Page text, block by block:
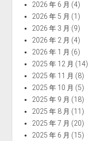
2026 年 6 月 (4)
2026 年 5 月 (1)
2026 年 3 月 (9)
2026 年 2 月 (4)
2026 年 1 月 (6)
2025 年 12 月 (14)
2025 年 11 月 (8)
2025 年 10 月 (5)
2025 年 9 月 (18)
2025 年 8 月 (11)
2025 年 7 月 (20)
2025 年 6 月 (15)